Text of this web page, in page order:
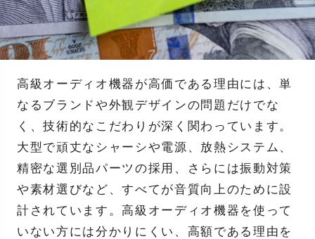
高級オーディオ機器が高価である理由には、単
なるブランドや外観デザインの問題だけでな
く、技術的なこだわりが深く関わっています。
大型で頑丈なシャーシや電源、放熱システム、
精密な選別品パーツの採用、さらには振動対策
や素材選びなど、すべてが音質向上のために設
計されています。高級オーディオ機器を使って
いない方には分かりにくい、高額である理由を